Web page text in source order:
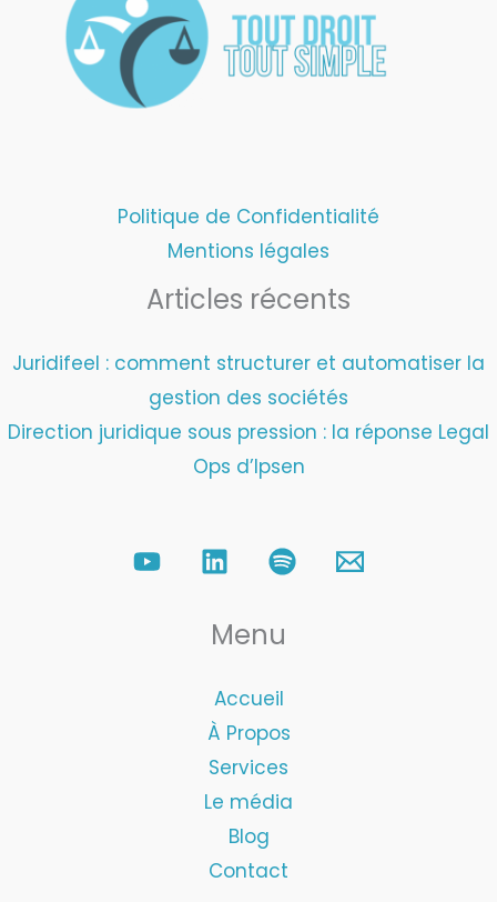
Politique de Confidentialité
Mentions légales
Articles récents
Juridifeel : comment structurer et automatiser la
gestion des sociétés
Direction juridique sous pression : la réponse Legal
Ops d’Ipsen
Menu
Accueil
À Propos
Services
Le média
Blog
Contact